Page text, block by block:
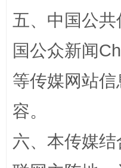
五、中国公
国公众新闻
等传媒网站
容。
六、本传媒